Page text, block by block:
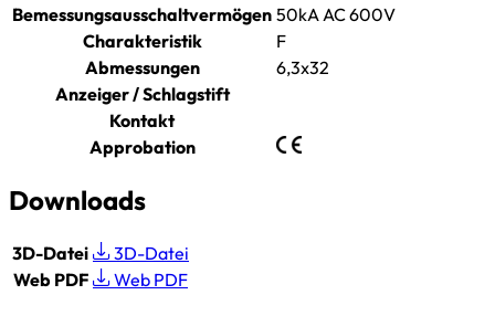
Bemessungsausschaltvermögen 50kA AC 600V
Charakteristik
F
Abmessungen
6,3x32
Anzeiger / Schlagstift
Kontakt
Approbation
Downloads
3D-Datei
3D-Datei
Web PDF
Web PDF